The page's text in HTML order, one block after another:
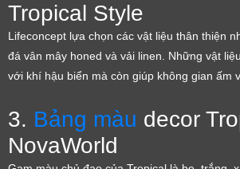
Tropical Style
Lifeconcept lựa chọn các vật liệu thân thiện
đá vân mây honed và vải linen. Những vật
với khí hậu biển mà còn giúp không gian ấm
3. Bảng màu decor
NovaWorld